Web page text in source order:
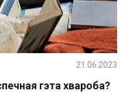
гэта хвароба?
21.06.2023